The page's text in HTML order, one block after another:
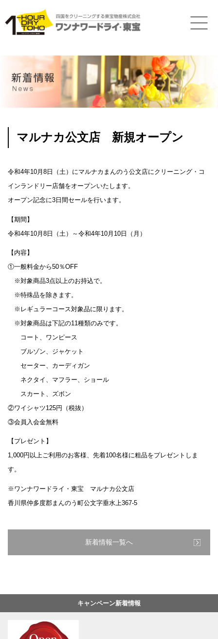
マルナカ公文店 新規オープン
令和4年10月8日（土）にマルナカまんのう公文店にクリーニング・コ
インランドリー店舗をオープンいたします。
オープン記念に3日間セールを行います。
【期間】
令和4年10月8日（土）～令和4年10月10日（月）
【内容】
①一般料金から50％OFF
※対象商品3点以上のお持込で。
※特殊品を除きます。
※レギュラーコース対象品に限ります。
※対象商品は下記の11種類のみです。
コート、ワンピース
ブルゾン、ジャケット
セーター、カーディガン
ネクタイ、マフラー、ショール
スカート、ズボン
②ワイシャツ125円（税抜）
③会員入会金無料
【プレゼント】
1,000円以上ご利用のお客様、先着100名様に粗品をプレゼントしま
す。
※ワンナワードライ・東宝 マルナカ公文店
香川県仲多度郡まんのう町公文字垂水上367-5
新着情報一覧へ
キャンペーン新着情報